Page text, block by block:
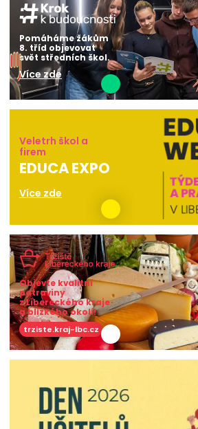
Pomáháme žákům
8. tříd objevovat
svět středních škol.
Více zde
Veletrh škol a
firem
EDUCA EXPO
Více zde
Objevte kvalitní
potraviny
z Libereckého kraje
a blízkého okolí!
trziste.kraj-lbc.cz